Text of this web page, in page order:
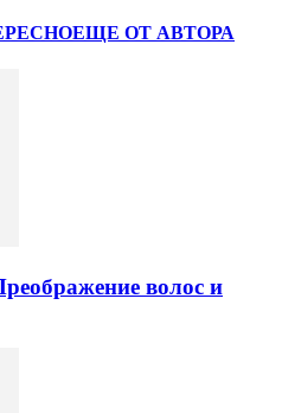
ЕЩЕ ОТ АВТОРА
волос и